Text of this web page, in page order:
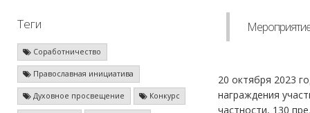
Теги
Соработничество
Православная инициатива
Духовное просвещение Конкурс
20 октября 2023
награждения
частности, 130